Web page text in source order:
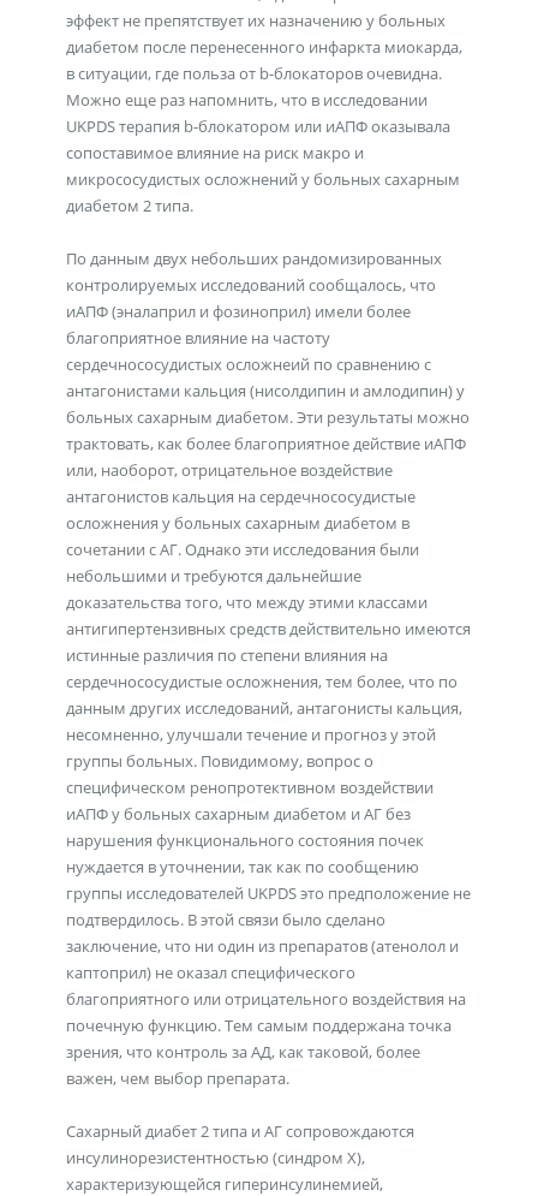
эффект не препятствует их назначению у больных
диабетом после перенесенного инфаркта миокарда,
в ситуации, где польза от b-блокаторов очевидна.
Можно еще раз напомнить, что в исследовании
UKPDS терапия b-блокатором или иАПФ оказывала
сопоставимое влияние на риск макро и
микрососудистых осложнений у больных сахарным
диабетом 2 типа.
По данным двух небольших рандомизированных
контролируемых исследований сообщалось, что
иАПФ (эналаприл и фозиноприл) имели более
благоприятное влияние на частоту
сердечнососудистых осложнеий по сравнению с
антагонистами кальция (нисолдипин и амлодипин) у
больных сахарным диабетом. Эти результаты можно
трактовать, как более благоприятное действие иАПФ
или, наоборот, отрицательное воздействие
антагонистов кальция на сердечнососудистые
осложнения у больных сахарным диабетом в
сочетании с АГ. Однако эти исследования были
небольшими и требуются дальнейшие
доказательства того, что между этими классами
антигипертензивных средств действительно имеются
истинные различия по степени влияния на
сердечнососудистые осложнения, тем более, что по
данным других исследований, антагонисты кальция,
несомненно, улучшали течение и прогноз у этой
группы больных. Повидимому, вопрос о
специфическом ренопротективном воздействии
иАПФ у больных сахарным диабетом и АГ без
нарушения функционального состояния почек
нуждается в уточнении, так как по сообщению
группы исследователей UKPDS это предположение не
подтвердилось. В этой связи было сделано
заключение, что ни один из препаратов (атенолол и
каптоприл) не оказал специфического
благоприятного или отрицательного воздействия на
почечную функцию. Тем самым поддержана точка
зрения, что контроль за АД, как таковой, более
важен, чем выбор препарата.
Сахарный диабет 2 типа и АГ сопровождаются
инсулинорезистентностью (синдром X),
характеризующейся гиперинсулинемией,